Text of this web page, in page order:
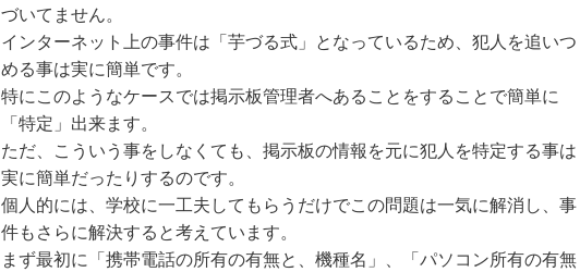
づいてません。
インターネット上の事件は「芋づる式」となっているため、犯人を追いつ
める事は実に簡単です。
特にこのようなケースでは掲示板管理者へあることをすることで簡単に
「特定」出来ます。
ただ、こういう事をしなくても、掲示板の情報を元に犯人を特定する事は
実に簡単だったりするのです。
個人的には、学校に一工夫してもらうだけでこの問題は一気に解消し、事
件もさらに解決すると考えています。
まず最初に「携帯電話の所有の有無と、機種名」、「パソコン所有の有無